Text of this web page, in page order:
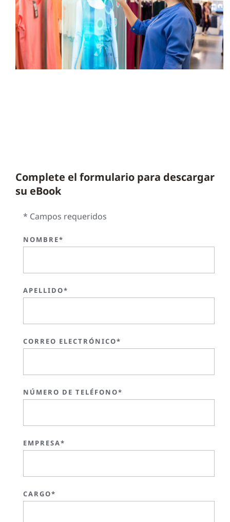
Complete el formulario para descargar
su eBook
* Campos requeridos
NOMBRE*
APELLIDO*
CORREO ELECTRÓNICO*
NÚMERO DE TELÉFONO*
EMPRESA*
CARGO*